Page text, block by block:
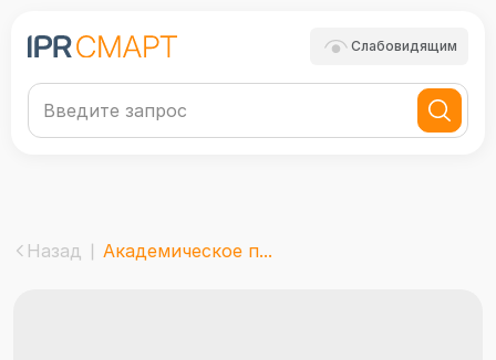
Слабовидящим
Назад Академическое п...